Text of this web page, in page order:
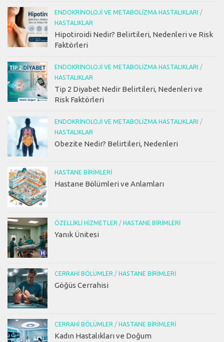
ENDOKRINOLOJI VE METABOLIZMA HASTALIKLARI
/
HASTALIKLAR
Hipotiroidi Nedir? Belirtileri, Nedenleri ve Risk
Faktörleri
ENDOKRINOLOJI VE METABOLIZMA HASTALIKLARI
/
HASTALIKLAR
Tip 2 Diyabet Nedir Belirtileri, Nedenleri ve
Risk Faktörleri
ENDOKRINOLOJI VE METABOLIZMA HASTALIKLARI
/
HASTALIKLAR
Obezite Nedir? Belirtileri, Nedenleri
HASTANE BIRIMLERI
Hastane Bölümleri ve Anlamları
ÖZELLIKLI HIZMETLER / HASTANE BIRIMLERI
Yanık Ünitesi
CERRAHI BÖLÜMLER / HASTANE BIRIMLERI
Göğüs Cerrahisi
CERRAHI BÖLÜMLER / HASTANE BIRIMLERI
Kadın Hastalıkları ve Doğum